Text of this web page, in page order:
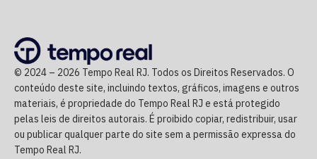
© 2024 – 2026 Tempo Real RJ. Todos os Direitos Reservados. O
conteúdo deste site, incluindo textos, gráficos, imagens e outros
materiais, é propriedade do Tempo Real RJ e está protegido
pelas leis de direitos autorais. É proibido copiar, redistribuir, usar
ou publicar qualquer parte do site sem a permissão expressa do
Tempo Real RJ.